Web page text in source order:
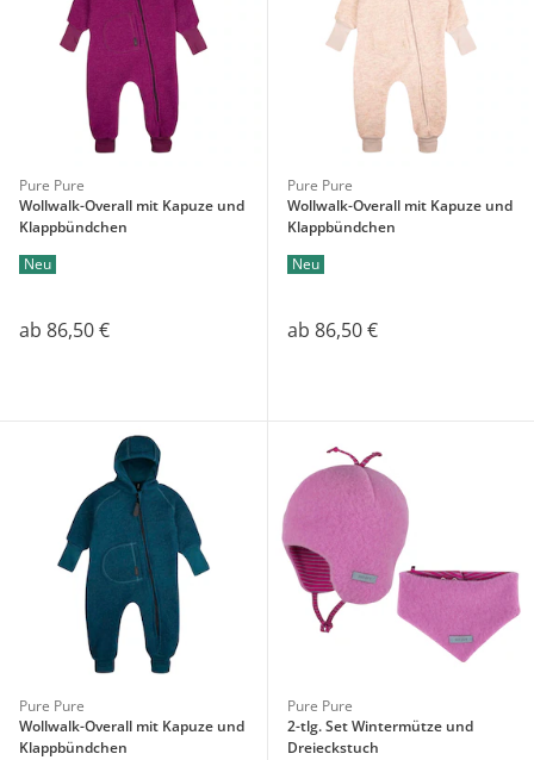
Pure Pure
Wollwalk-Overall mit Kapuze und
Klappbündchen
Neu
ab 86,50 €
Pure Pure
Wollwalk-Overall mit Kapuze und
Klappbündchen
Neu
ab 86,50 €
Pure Pure
Wollwalk-Overall mit Kapuze und
Klappbündchen
Pure Pure
2-tlg. Set Wintermütze und
Dreieckstuch